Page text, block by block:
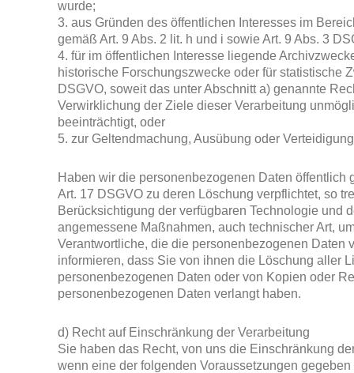
wurde;
3. aus Gründen des öffentlichen Interesses im
gemäß Art. 9 Abs. 2 lit. h und i sowie Art. 9 Abs. 3
4. für im öffentlichen Interesse liegende
historische Forschungszwecke oder für statistische
DSGVO, soweit das unter Abschnitt a) genannte
Verwirklichung der Ziele dieser Verarbeitung
beeinträchtigt, oder
5. zur Geltendmachung, Ausübung oder
Haben wir die personenbezogenen Daten öffentlich
Art. 17 DSGVO zu deren Löschung verpflichtet, so
Berücksichtigung der verfügbaren Technologie und
angemessene Maßnahmen, auch technischer Art,
Verantwortliche, die die personenbezogenen Daten
informieren, dass Sie von ihnen die Löschung aller
personenbezogenen Daten oder von Kopien oder
personenbezogenen Daten verlangt haben.
d) Recht auf Einschränkung der Verarbeitung
Sie haben das Recht, von uns die Einschränkung
wenn eine der folgenden Voraussetzungen gegeben